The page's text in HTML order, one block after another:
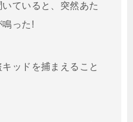
ていると、突然あた
鳴った!
ッドを捕まえること